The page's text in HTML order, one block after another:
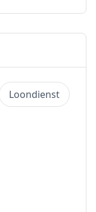
Loondienst